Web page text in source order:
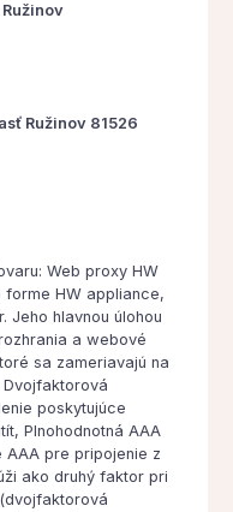
Ružinov 81526
Web proxy HW
forme HW appliance,
Jeho hlavnou úlohou
a webové
sa zameriavajú na
poskytujúce
Plnohodnotná AAA
AAA pre pripojenie z
ako druhý faktor pri